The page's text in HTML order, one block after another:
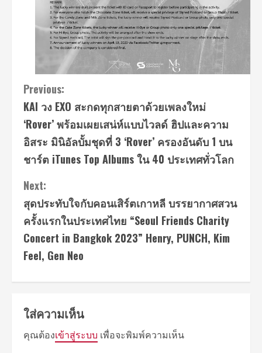
Continue
Reading
Previous:
KAI วง EXO สะกดทุกสายตาด้วยเพลงใหม่
‘Rover’ พร้อมเผยเสน่ห์แบบไวลด์ ฮิปและความ
อิสระ มินิอัลบั้มชุดที่ 3 ‘Rover’ ครองอันดับ 1 บน
ชาร์ต iTunes Top Albums ใน 40 ประเทศทั่วโลก
Next:
สุดประทับใจกับคอนเสิร์ตเกาหลี บรรยากาศสวน
ครั้งแรกในประเทศไทย “Seoul Friends Charity
Concert in Bangkok 2023” Henry, PUNCH, Kim
Feel, Gen Neo
ใส่ความเห็น
คุณต้องเข้าสู่ระบบ เพื่อจะพิมพ์ความเห็น